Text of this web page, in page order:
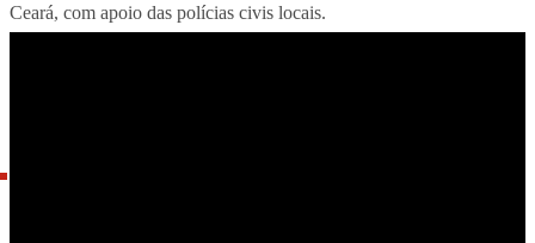
Ceará, com apoio das polícias civis locais.